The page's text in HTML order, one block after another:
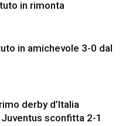
in rimonta
in amichevole 3-0 dal
derby d’Italia
sconfitta 2-1